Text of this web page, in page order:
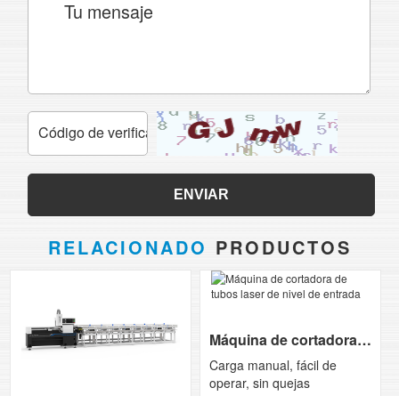
RELACIONADO PRODUCTOS
Máquina de cortadora de tubos laser de...
Carga manual, fácil de
operar, sin quejas